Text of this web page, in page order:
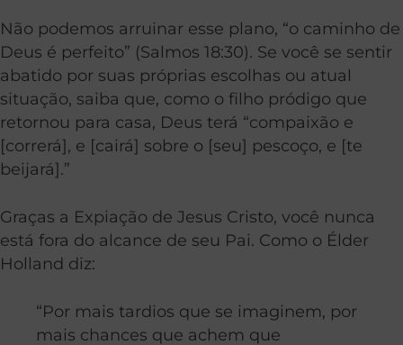
Não podemos arruinar esse plano, “o caminho de
Deus é perfeito” (Salmos 18:30). Se você se sentir
abatido por suas próprias escolhas ou atual
situação, saiba que, como o filho pródigo que
retornou para casa, Deus terá “compaixão e
[correrá], e [cairá] sobre o [seu] pescoço, e [te
beijará].”
Graças a Expiação de Jesus Cristo, você nunca
está fora do alcance de seu Pai. Como o Élder
Holland diz:
“Por mais tardios que se imaginem, por
mais chances que achem que